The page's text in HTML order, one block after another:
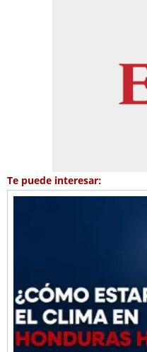
Te puede interesar: